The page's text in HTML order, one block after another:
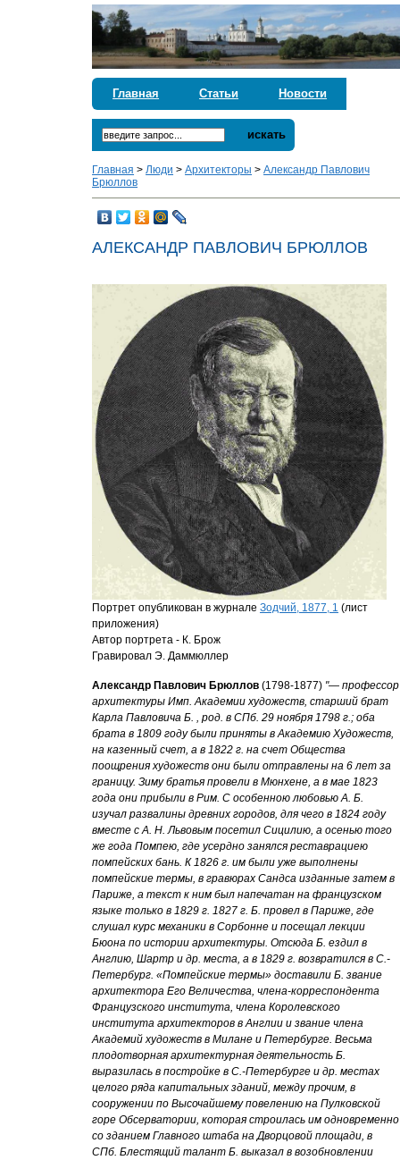
Главная Статьи Новости
искать
Главная >Люди >Архитекторы >Александр Павлович
Брюллов
АЛЕКСАНДР ПАВЛОВИЧ БРЮЛЛОВ
Портрет опубликован в журналеЗодчий, 1877, 1 (лист
приложения)
Автор портрета - К. Брож
Гравировал Э. Даммюллер
Александр Павлович Брюллов (1798-1877) "— профессор
архитектуры Имп. Академии художеств, старший брат
Карла Павловича Б., род. в СПб. 29 ноября 1798 г.; оба
брата в 1809 году были приняты в Академию Художеств,
на казенный счет, а в 1822 г. на счет Общества
поощрения художеств они были отправлены на 6 лет за
границу. Зиму братья провели в Мюнхене, а в мае 1823
года они прибыли в Рим. С особенною любовью А. Б.
изучал развалины древних городов, для чего в 1824 году
вместе с А. Н. Львовым посетил Сицилию, а осенью того
же года Помпею, где усердно занялся реставрациею
помпейских бань. К 1826 г. им были уже выполнены
помпейские термы, в гравюрах Сандса изданные затем в
Париже, а текст к ним был напечатан на французском
языке только в 1829 г. 1827 г. Б. провел в Париже, где
слушал курс механики в Сорбонне и посещал лекции
Бюона по истории архитектуры. Отсюда Б. ездил в
Англию, Шартр и др. места, а в 1829 г. возвратился в С.-
Петербург. «Помпейские термы» доставили Б. звание
архитектора Его Величества, члена-корреспондента
Французского института, члена Королевского
института архитекторов в Англии и звание члена
Академий художеств в Милане и Петербурге. Весьма
плодотворная архитектурная деятельность Б.
выразилась в постройке в С.-Петербурге и др. местах
целого ряда капитальных зданий, между прочим, в
сооружении по Высочайшему повелению на Пулковской
горе Обсерватории, которая строилась им одновременно
со зданием Главного штаба на Дворцовой площади, в
СПб. Блестящий талант Б. выказал в возобновлении